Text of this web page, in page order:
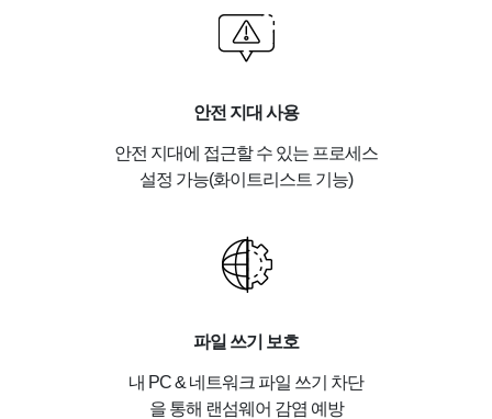
안전 지대 사용
안전 지대에 접근할 수 있는 프로세스
설정 가능(화이트리스트 기능)
파일 쓰기 보호
내 PC & 네트워크 파일 쓰기 차단
을 통해 랜섬웨어 감염 예방